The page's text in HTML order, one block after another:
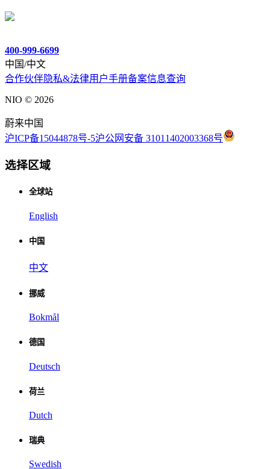
400-999-6699
中国/中文
合作伙伴隐私&法律用户手册备案信息查询
NIO © 2026
蔚来中国
沪ICP备15044878号-5沪公网安备 31011402003368号
选择区域
全球站
English
中国
中文
挪威
Bokmål
德国
Deutsch
荷兰
Dutch
瑞典
Swedish